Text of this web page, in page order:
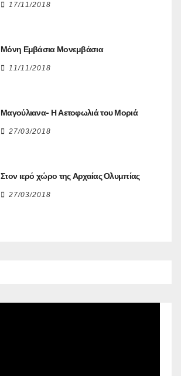
17/11/2018
Μόνη Εμβάσια Μονεμβάσια
11/11/2018
Μαγούλιανα- Η Αετοφωλιά του Μοριά
27/03/2018
Στον ιερό χώρο της Αρχαίας Ολυμπίας
27/03/2018